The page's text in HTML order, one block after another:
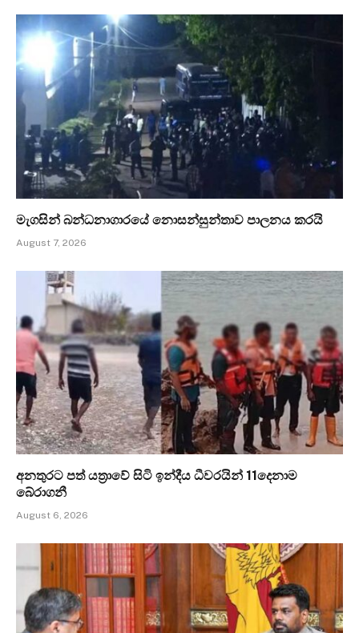
මැගසින් බන්ධනාගාරයේ නොසන්සුන්තාව පාලනය කරයි
August 7, 2026
අනතුරට පත් යත්‍රාවේ සිටි ඉන්දීය ධීවරයින් 11දෙනාම
බේරාගනී
August 6, 2026